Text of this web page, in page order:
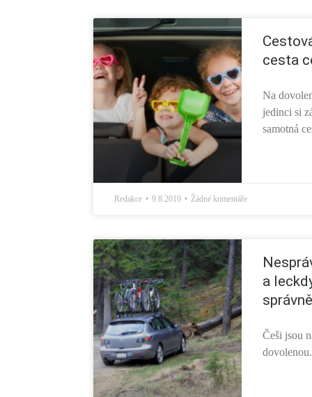
cesta
Na
jedinci si
samotná
Redakce 9.8.2019 Žádné komentáře
a
Češi jsou